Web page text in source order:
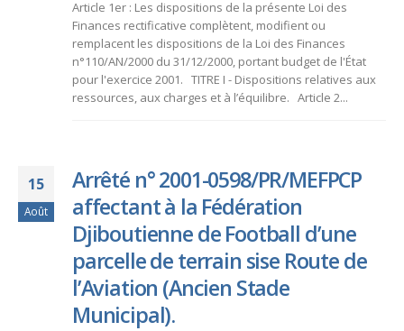
Article 1er : Les dispositions de la présente Loi des
Finances rectificative complètent, modifient ou
remplacent les dispositions de la Loi des Finances
n°110/AN/2000 du 31/12/2000, portant budget de l'État
pour l'exercice 2001. TITRE I - Dispositions relatives aux
ressources, aux charges et à l’équilibre. Article 2...
15
Août
Arrêté n° 2001-0598/PR/MEFPCP
affectant à la Fédération
Djiboutienne de Football d’une
parcelle de terrain sise Route de
l’Aviation (Ancien Stade
Municipal).